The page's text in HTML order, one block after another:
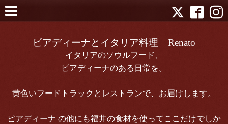
ピアディーナとイタリア料理 Renato
イタリアのソウルフード、
ピアディーナのある日常を。
黄色いフードトラックとレストランで、お届けします。
ピアディーナ の他にも福井の食材を使ってここだけでしか